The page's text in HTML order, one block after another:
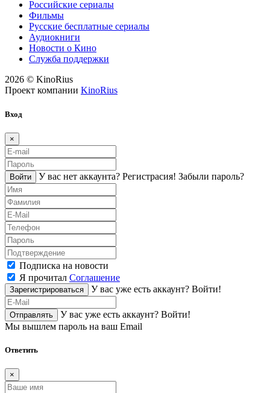
Российские сериалы
Фильмы
Русские бесплатные сериалы
Аудиокниги
Новости о Кино
Служба поддержки
2026 © KinoRius
Проект компании KinoRius
Вход
×
Войти У вас нет аккаунта? Регистраcия! Забыли пароль?
Подписка на новости
Я прочитал Соглашение
Зарегистрироваться У вас уже есть аккаунт? Войти!
Отправлять У вас уже есть аккаунт? Войти!
Мы вышлем пароль на ваш Email
Ответить
×